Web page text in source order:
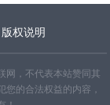
版权说明
网，不代表本站赞同其
的合法权益的内容，